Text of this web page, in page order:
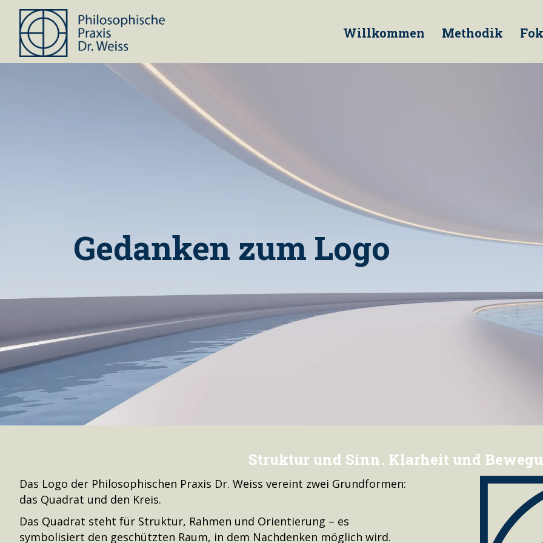
Willkommen Methodik
Gedanken zum Logo
Struktur und Sinn. Klarheit und
Das Logo der Philosophischen Praxis Dr. Weiss vereint zwei Grundformen:
das Quadrat und den Kreis.
Das Quadrat steht für Struktur, Rahmen und Orientierung – es
symbolisiert den geschützten Raum, in dem Nachdenken möglich wird.